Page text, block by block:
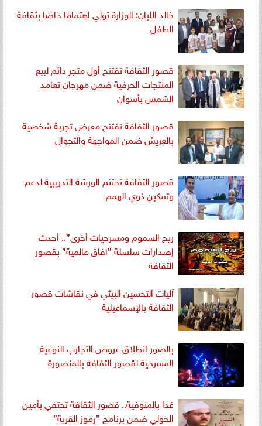
خالد اللبان: الوزارة تولي اهتمامًا خاصًا بثقافة
الطفل
قصور الثقافة تفتتح أول متجر دائم لبيع
المنتجات الحرفية ضمن مهرجان تعامد
الشمس بأسوان
قصور الثقافة تفتتح معرض تجربة شخصية
بالعريش ضمن المواجهة والتجوال
قصور الثقافة تختتم الورشة التدريبية لدعم
وتمكين ذوي الهمم
ريح السموم ومسرحيات أخرى”.. أحدث
إصدارات سلسلة ”آفاق عالمية” بقصور
الثقافة
آليات التحسين البيئي في نقاشات قصور
الثقافة بالإسماعيلية
بالصور انطلاق عروض التجارب النوعية
المسرحية لقصور الثقافة بالمنصورة
غدا بالمنوفية.. قصور الثقافة تحتفي بأمين
الخولي ضمن برنامج ”رموز القرية”